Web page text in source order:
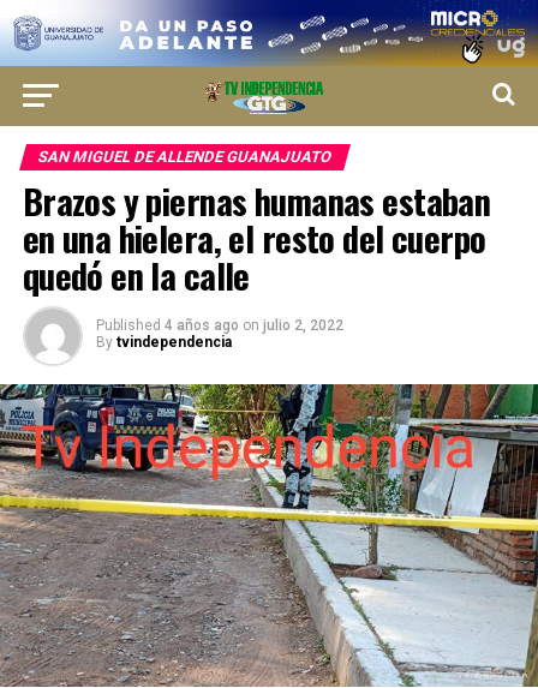
SAN MIGUEL DE ALLENDE GUANAJUATO
Brazos y piernas humanas estaban
en una hielera, el resto del cuerpo
quedó en la calle
Published 4 años ago on julio 2, 2022
By tvindependencia